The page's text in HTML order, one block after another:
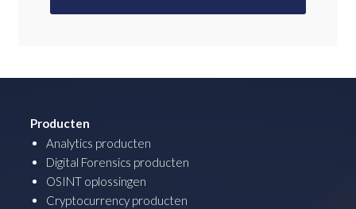
Producten
Analytics producten
Digital Forensics producten
OSINT oplossingen
Cryptocurrency producten